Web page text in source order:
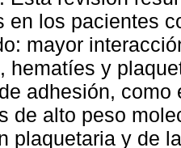
en los pacientes
mayor
hematíes y
adhesión,
de alto peso
plaquetaria y de